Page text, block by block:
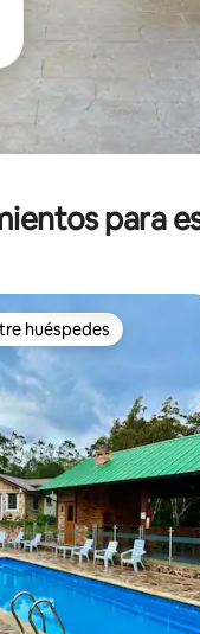
para
5; 14 evaluaciones
en Favorito entre
huéspedes